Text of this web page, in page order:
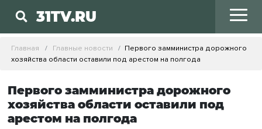
31TV.RU
Главная Главные новости
Первого замминистра дорожного
хозяйства области оставили под арестом на полгода
Первого замминистра дорожного
хозяйства области оставили под
арестом на полгода